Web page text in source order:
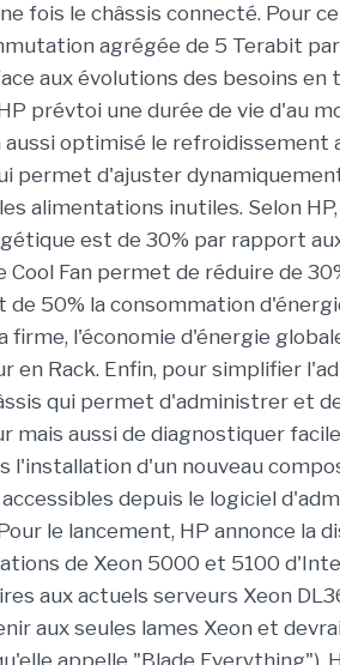
fois le châssis connecté. Pour
agrégée de 5 Terabit
aux évolutions des besoins
prévtoi une durée de vie d'au
aussi optimisé le
permet d'ajuster
alimentations inutiles. Selon
est de 30% par rapport
Cool Fan permet de réduire de
de 50% la consommation
firme, l'économie d'énergie
en Rack. Enfin, pour simplifier
qui permet d'administrer et
mais aussi de diagnostiquer
l'installation d'un nouveau
depuis le logiciel
le lancement, HP annonce la
de Xeon 5000 et 5100
aux actuels serveurs Xeon
aux seules lames Xeon et
appelle "Blade Everything").